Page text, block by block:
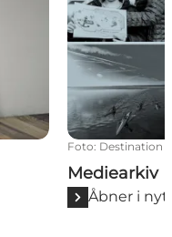
Foto: Destination
Mediearkiv
Åbner i